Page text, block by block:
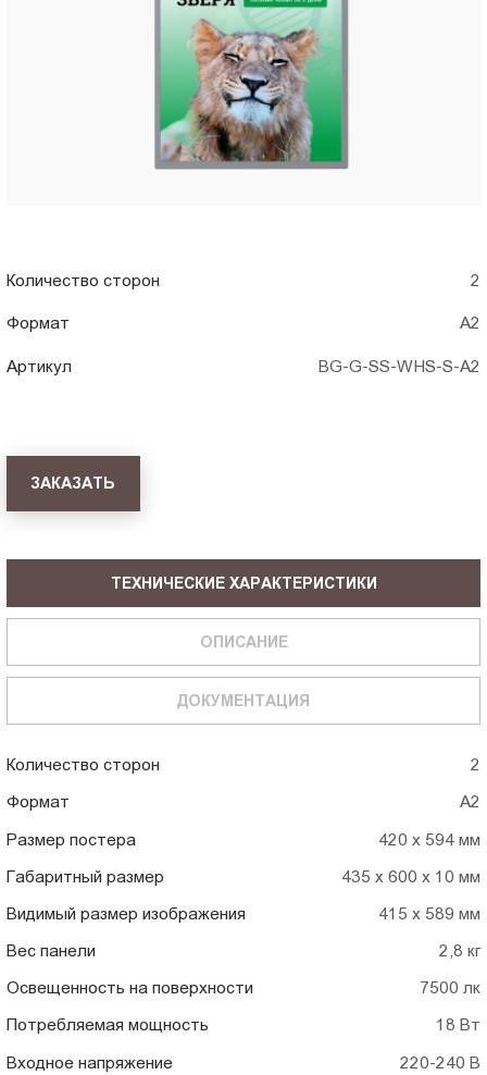
Архангельске
Количество сторон 2
Формат А2
Артикул BG-G-SS-WHS-S-A2
ЗАКАЗАТЬ
ТЕХНИЧЕСКИЕ ХАРАКТЕРИСТИКИ
ОПИСАНИЕ
ДОКУМЕНТАЦИЯ
Количество сторон 2
Формат А2
Размер постера 420 х 594 мм
Габаритный размер 435 х 600 х 10 мм
Видимый размер изображения 415 х 589 мм
Вес панели 2,8 кг
Освещенность на поверхности 7500 лк
Потребляемая мощность 18 Вт
Входное напряжение 220-240 В